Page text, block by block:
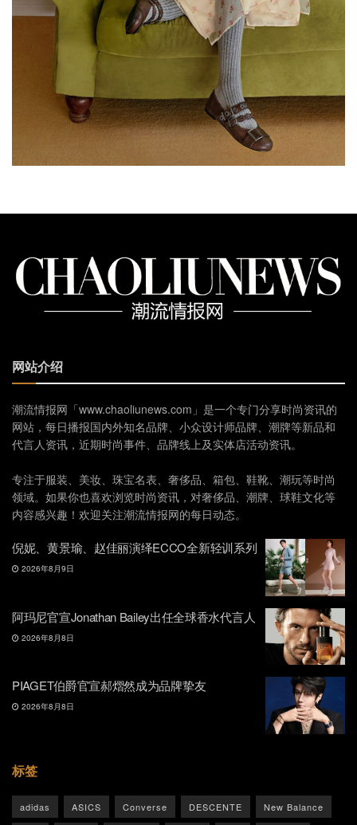
网站介绍
潮流情报网「www.chaoliunews.com」是一个专门分享时尚资讯的
网站，每日播报国内外知名品牌、小众设计师品牌、潮牌等新品和
代言人资讯，近期时尚事件、品牌线上及实体店活动资讯。
专注于服装、美妆、珠宝名表、奢侈品、箱包、鞋靴、潮玩等时尚
领域。如果你也喜欢浏览时尚资讯，对奢侈品、潮牌、球鞋文化等
内容感兴趣！欢迎关注潮流情报网的每日动态。
倪妮、黄景瑜、赵佳丽演绎ECCO全新轻训系列
2026年8月9日
阿玛尼官宣Jonathan Bailey出任全球香水代言人
2026年8月8日
PIAGET伯爵官宣郝熠然成为品牌挚友
2026年8月8日
标签
adidas ASICS Converse DESCENTE New Balance